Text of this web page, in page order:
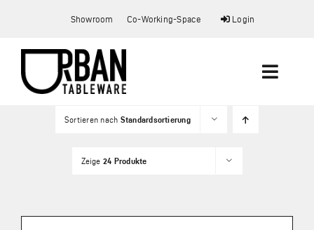
springen
Showroom Co-Working-Space Login
Toggle
Startseite
Co-Working Space
Sortieren nach Standardsortierung
Zeige 24 Produkte